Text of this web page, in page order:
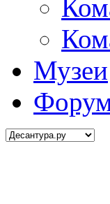
Музеи